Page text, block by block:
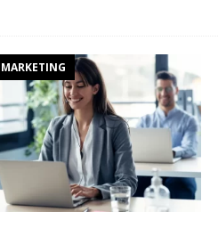
MARKETING